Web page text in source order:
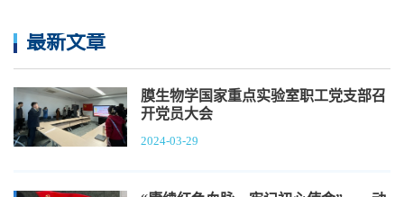
最新文章
膜生物学国家重点实验室职工党支部召
开党员大会
2024-03-29